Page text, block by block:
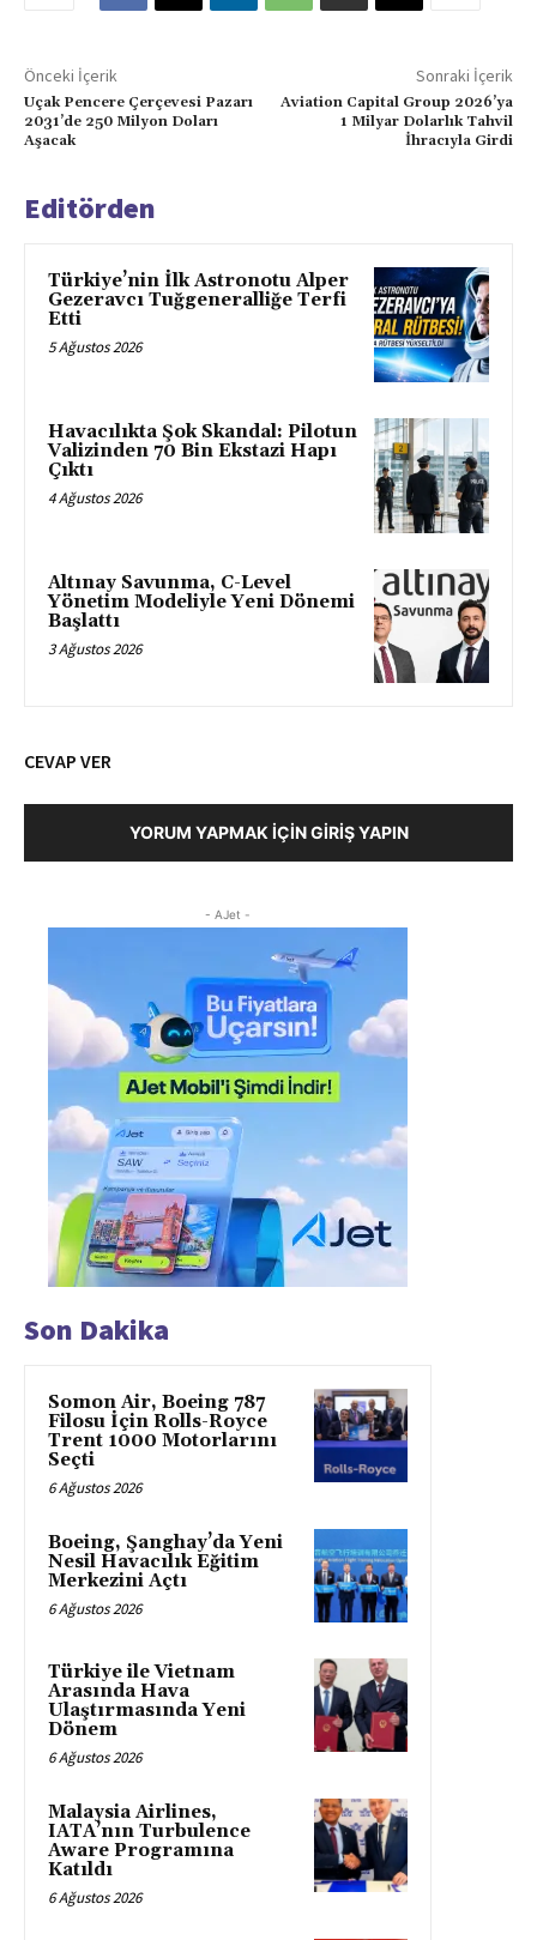
Önceki İçerik
Uçak Pencere Çerçevesi Pazarı
2031’de 250 Milyon Doları
Aşacak
Sonraki İçerik
Aviation Capital Group 2026’ya
1 Milyar Dolarlık Tahvil
İhracıyla Girdi
Editörden
Türkiye’nin İlk Astronotu Alper
Gezeravcı Tuğgeneralliğe Terfi
Etti
5 Ağustos 2026
Havacılıkta Şok Skandal: Pilotun
Valizinden 70 Bin Ekstazi Hapı
Çıktı
4 Ağustos 2026
Altınay Savunma, C-Level
Yönetim Modeliyle Yeni Dönemi
Başlattı
3 Ağustos 2026
CEVAP VER
YORUM YAPMAK İÇIN GIRIŞ YAPIN
- AJet -
Son Dakika
Somon Air, Boeing 787
Filosu İçin Rolls-Royce
Trent 1000 Motorlarını
Seçti
6 Ağustos 2026
Boeing, Şanghay’da Yeni
Nesil Havacılık Eğitim
Merkezini Açtı
6 Ağustos 2026
Türkiye ile Vietnam
Arasında Hava
Ulaştırmasında Yeni
Dönem
6 Ağustos 2026
Malaysia Airlines,
IATA’nın Turbulence
Aware Programına
Katıldı
6 Ağustos 2026